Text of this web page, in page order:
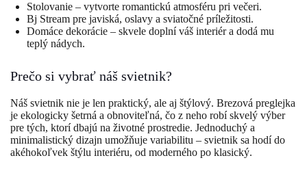
Stolovanie – vytvorte romantickú atmosféru pri večeri.
Bj Stream pre javiská, oslavy a sviatočné príležitosti.
Domáce dekorácie – skvele doplní váš interiér a dodá mu
teplý nádych.
Prečo si vybrať náš svietnik?
Náš svietnik nie je len praktický, ale aj štýlový. Brezová preglejka
je ekologicky šetrná a obnoviteľná, čo z neho robí skvelý výber
pre tých, ktorí dbajú na životné prostredie. Jednoduchý a
minimalistický dizajn umožňuje variabilitu – svietnik sa hodí do
akéhokoľvek štýlu interiéru, od moderného po klasický.